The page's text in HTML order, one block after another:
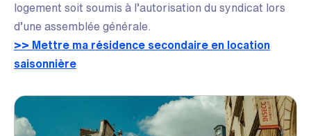
logement soit soumis à l’autorisation du syndicat lors
d’une assemblée générale.
>> Mettre ma résidence secondaire en location
saisonnière